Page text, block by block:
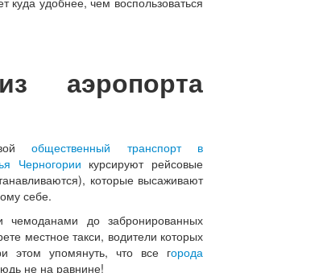
аэропорта
общественный транспорт в
Черногории курсируют рейсовые
которые высаживают
себе.
до забронированных
местное такси, водители которых
этом упомянуть, что все города
не на равнине!